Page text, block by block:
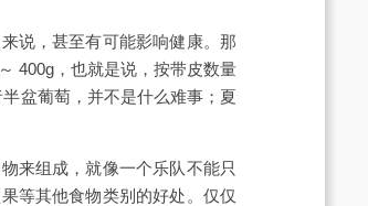
说，甚至有可能影响健康。那
400g，也就是说，按带皮数量
盆葡萄，并不是什么难事；夏
来组成，就像一个乐队不能只
等其他食物类别的好处。仅仅